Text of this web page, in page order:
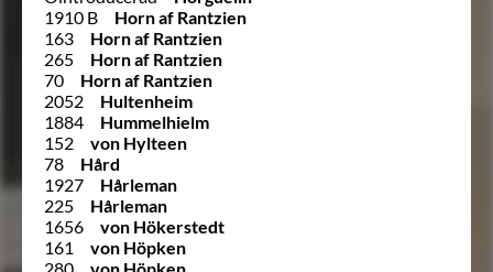
1910 B
Horn af Rantzien
163
Horn af Rantzien
265
Horn af Rantzien
70
Horn af Rantzien
2052
Hultenheim
1884
Hummelhielm
152
von Hylteen
78
Hård
1927
Hårleman
225
Hårleman
1656
von Hökerstedt
161
von Höpken
280
von Höpken